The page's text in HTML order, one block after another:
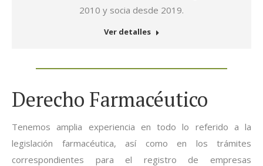
2010 y socia desde 2019.
Ver detalles
Derecho Farmacéutico
Tenemos amplia experiencia en todo lo referido a la
legislación farmacéutica, así como en los trámites
correspondientes para el registro de empresas